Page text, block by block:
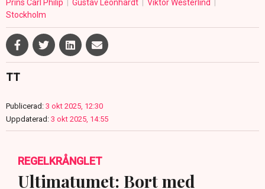
Prins Carl Philip
Gustav Leonhardt
Viktor Westerlind
Stockholm
TT
Publicerad: 3 okt 2025, 12:30
Uppdaterad: 3 okt 2025, 14:55
REGELKRÅNGLET
Ultimatumet: Bort med